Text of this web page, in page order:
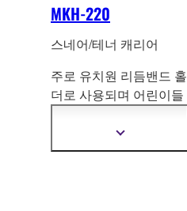
MKH-220
스네어/테너 캐리어
주로 유치원 리듬밴드 홀
더로 사용되며 어린이들
을 제공한다.더
자